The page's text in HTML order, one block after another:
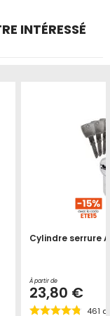
INTÉRESSÉ
Cylindre serrure
À partir de
23,80 €
461